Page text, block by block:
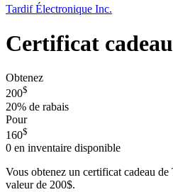
Tardif Électronique Inc.
Certificat
Obtenez
200$
20% de rabais
Pour
160$
0 en inventaire disponible
Vous obtenez un certificat cadeau
valeur de 200$.